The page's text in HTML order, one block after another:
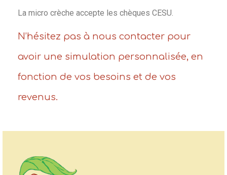
La micro crèche accepte les chèques CESU.
N’hésitez pas à nous contacter pour
avoir une simulation personnalisée, en
fonction de vos besoins et de vos
revenus.